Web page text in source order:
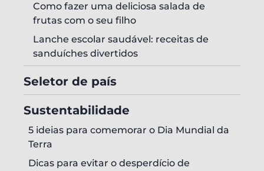
Como fazer uma deliciosa salada de
frutas com o seu filho
Lanche escolar saudável: receitas de
sanduíches divertidos
Seletor de país
Sustentabilidade
5 ideias para comemorar o Dia Mundial da
Terra
Dicas para evitar o desperdício de